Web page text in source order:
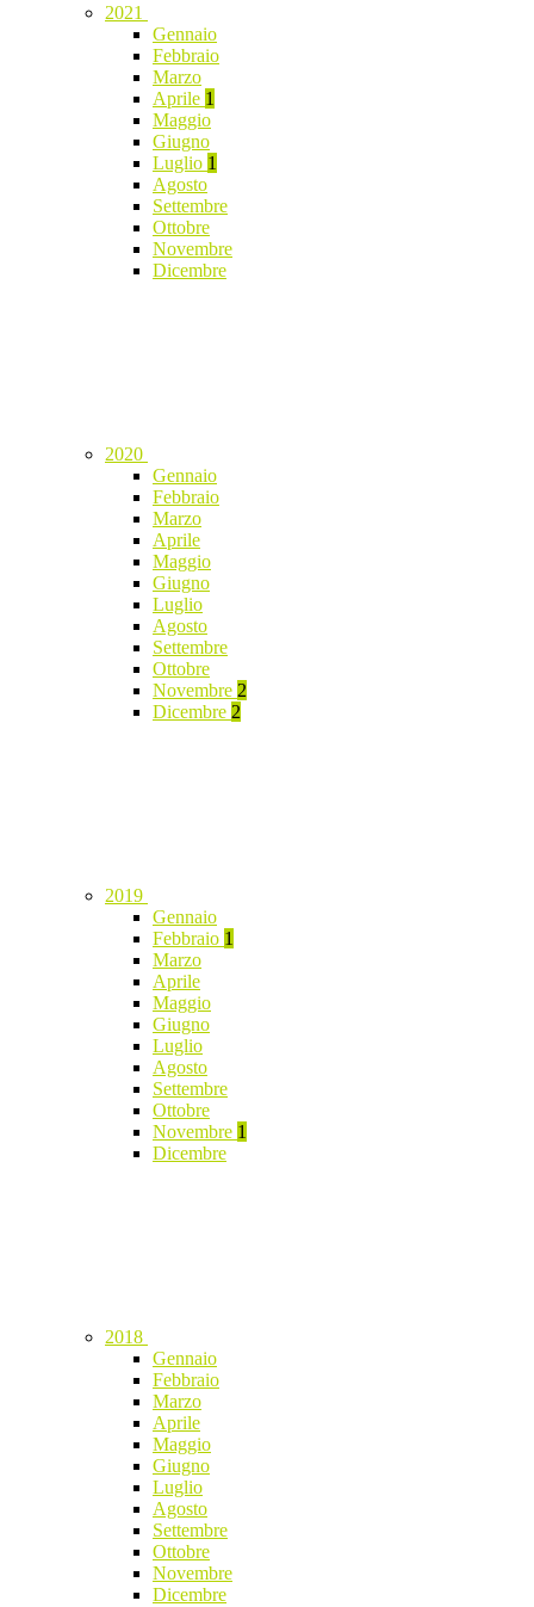
2021
Gennaio
Febbraio
Marzo
Aprile 1
Maggio
Giugno
Luglio 1
Agosto
Settembre
Ottobre
Novembre
Dicembre
2020
Gennaio
Febbraio
Marzo
Aprile
Maggio
Giugno
Luglio
Agosto
Settembre
Ottobre
Novembre 2
Dicembre 2
2019
Gennaio
Febbraio 1
Marzo
Aprile
Maggio
Giugno
Luglio
Agosto
Settembre
Ottobre
Novembre 1
Dicembre
2018
Gennaio
Febbraio
Marzo
Aprile
Maggio
Giugno
Luglio
Agosto
Settembre
Ottobre
Novembre
Dicembre